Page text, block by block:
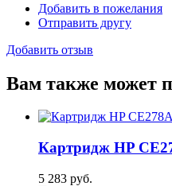
Добавить в пожелания
Отправить другу
Добавить отзыв
Вам также может
Картридж HP
5 283 руб.